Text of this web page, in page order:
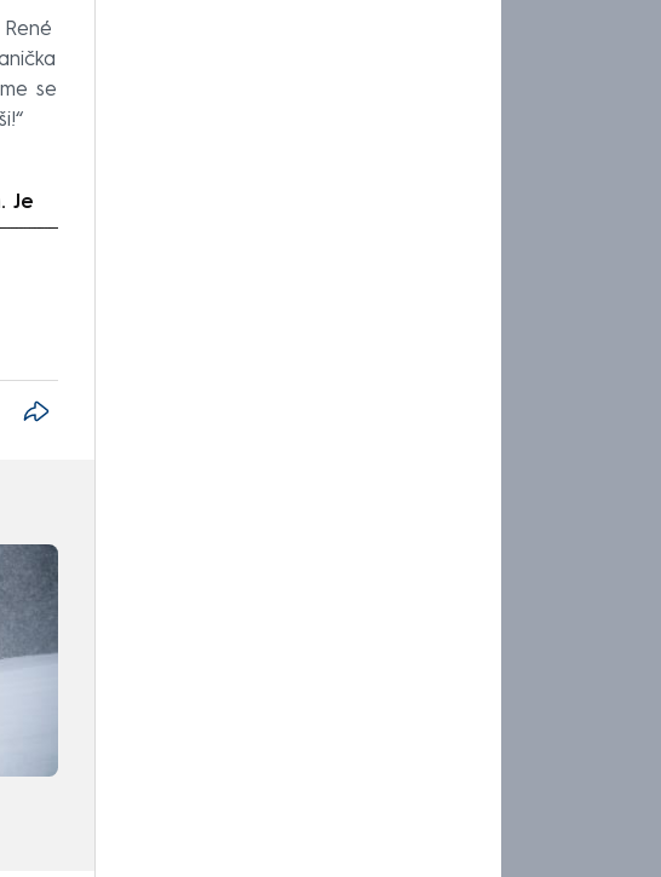
se
Je